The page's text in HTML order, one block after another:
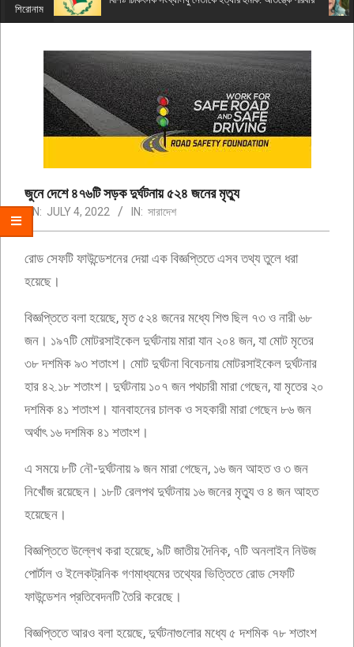
শিরোনাম
জুনে দেশে ৪৭৬টি সড়ক দুর্ঘটনায় ৫২৪ জনের মৃত্যু
ON: JULY 4, 2022 IN: সারাদেশ
রোড সেফটি ফাউন্ডেশনের দেয়া এক বিজ্ঞপ্তিতে এসব তথ্য তুলে ধরা
হয়েছে।
বিজ্ঞপ্তিতে বলা হয়েছে, মৃত ৫২৪ জনের মধ্যে শিশু ছিল ৭৩ ও নারী ৬৮
জন। ১৯৭টি মোটরসাইকেল দুর্ঘটনায় মারা যান ২০৪ জন, যা মোট মৃতের
৩৮ দশমিক ৯৩ শতাংশ। মোট দুর্ঘটনা বিবেচনায় মোটরসাইকেল দুর্ঘটনার
হার ৪২.১৮ শতাংশ। দুর্ঘটনায় ১০৭ জন পথচারী মারা গেছেন, যা মৃতের ২০
দশমিক ৪১ শতাংশ। যানবাহনের চালক ও সহকারী মারা গেছেন ৮৬ জন
অর্থাৎ ১৬ দশমিক ৪১ শতাংশ।
এ সময়ে ৮টি নৌ-দুর্ঘটনায় ৯ জন মারা গেছেন, ১৬ জন আহত ও ৩ জন
নিখোঁজ রয়েছেন। ১৮টি রেলপথ দুর্ঘটনায় ১৬ জনের মৃত্যু ও ৪ জন আহত
হয়েছেন।
বিজ্ঞপ্তিতে উল্লেখ করা হয়েছে, ৯টি জাতীয় দৈনিক, ৭টি অনলাইন নিউজ
পোর্টাল ও ইলেকট্রনিক গণমাধ্যমের তথ্যের ভিত্তিতে রোড সেফটি
ফাউন্ডেশন প্রতিবেদনটি তৈরি করেছে।
বিজ্ঞপ্তিতে আরও বলা হয়েছে, দুর্ঘটনাগুলোর মধ্যে ৫ দশমিক ৭৮ শতাংশ